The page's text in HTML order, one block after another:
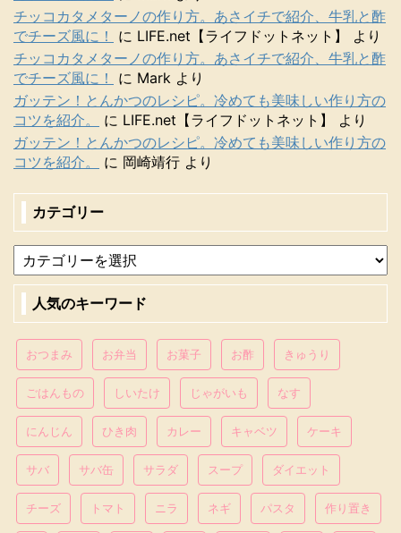
チッコカタメターノの作り方。あさイチで紹介、牛乳と酢
でチーズ風に！
に LIFE.net【ライフドットネット】
より
チッコカタメターノの作り方。あさイチで紹介、牛乳と酢
でチーズ風に！
に Mark より
ガッテン！とんかつのレシピ。冷めても美味しい作り方の
コツを紹介。
に LIFE.net【ライフドットネット】
より
ガッテン！とんかつのレシピ。冷めても美味しい作り方の
コツを紹介。
に 岡崎靖行 より
カテゴリー
人気のキーワード
おつまみ お弁当 お菓子 お酢 きゅうり
ごはんもの しいたけ じゃがいも なす
にんじん ひき肉 カレー キャベツ ケーキ
サバ サバ缶 サラダ スープ ダイエット
チーズ トマト ニラ ネギ パスタ 作り置き